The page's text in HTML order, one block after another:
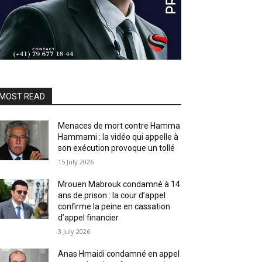
READ
Menaces de mort contre Hamma
Hammami : la vidéo qui appelle à
son exécution provoque un tollé
15 July 2026
Mrouen Mabrouk condamné à 14
ans de prison : la cour d’appel
confirme la peine en cassation
d’appel financier
3 July 2026
Anas Hmaidi condamné en appel